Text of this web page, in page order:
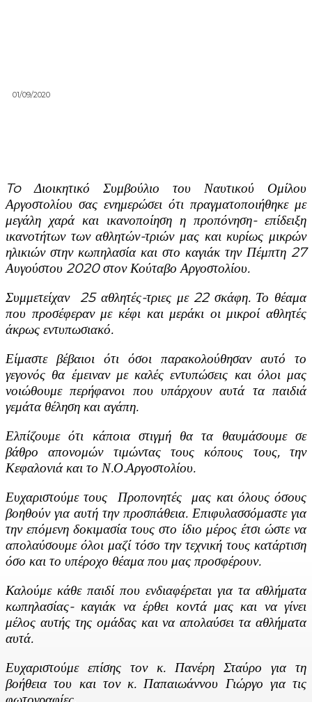
01/09/2020
ToΔιοικητικό Συμβούλιο του Ναυτικού Ομίλου
Αργοστολίου σας ενημερώσει ότι πραγματοποιήθηκε με
μεγάλη χαρά και ικανοποίηση η προπόνηση- επίδειξη
ικανοτήτων των αθλητών-τριών μας και κυρίως μικρών
ηλικιών στην κωπηλασία και στο καγιάκ την Πέμπτη 27
Αυγούστου 2020 στον Κούταβο Αργοστολίου.
Συμμετείχαν 25 αθλητές-τριες με 22 σκάφη. Το θέαμα
που προσέφεραν με κέφι και μεράκι οι μικροί αθλητές
άκρως εντυπωσιακό.
Είμαστε βέβαιοι ότι όσοι παρακολούθησαν αυτό το
γεγονός θα έμειναν με καλές εντυπώσεις και όλοι μας
νοιώθουμε περήφανοι που υπάρχουν αυτά τα παιδιά
γεμάτα θέληση και αγάπη.
Ελπίζουμε ότι κάποια στιγμή θα τα θαυμάσουμε σε
βάθρο απονομών τιμώντας τους κόπους τους, την
Κεφαλονιά και το Ν.Ο.Αργοστολίου.
Ευχαριστούμε τους Προπονητές μας και όλους όσους
βοηθούν για αυτή την προσπάθεια. Επιφυλασσόμαστε για
την επόμενη δοκιμασία τους στο ίδιο μέρος έτσι ώστε να
απολαύσουμε όλοι μαζί τόσο την τεχνική τους κατάρτιση
όσο και το υπέροχο θέαμα που μας προσφέρουν.
Καλούμε κάθε παιδί που ενδιαφέρεται για τα αθλήματα
κωπηλασίας- καγιάκ να έρθει κοντά μας και να γίνει
μέλος αυτής της ομάδας και να απολαύσει τα αθλήματα
αυτά.
Ευχαριστούμε επίσης τον κ. Πανέρη Σταύρο για τη
βοήθεια του και τον κ. Παπαιωάννου Γιώργο για τις